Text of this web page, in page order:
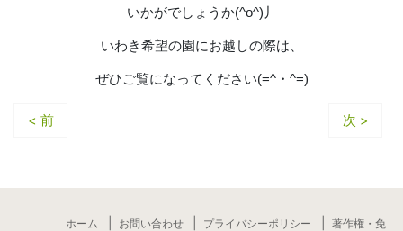
いかがでしょうか(^o^)丿
いわき希望の園にお越しの際は、
ぜひご覧になってください(=^・^=)
< 前 次 >
ホーム お問い合わせ プライバシーポリシー
著作権・免